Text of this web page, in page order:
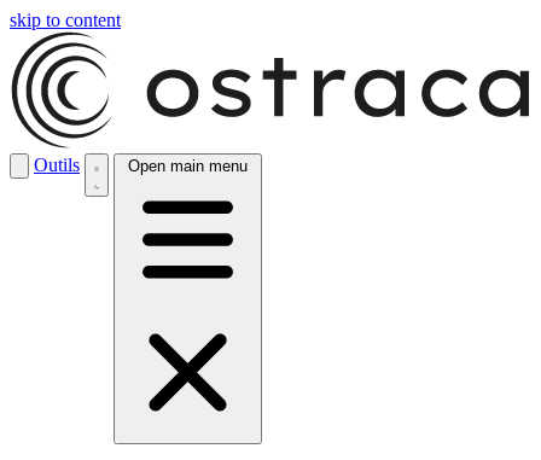
skip to content
Outils Open main menu